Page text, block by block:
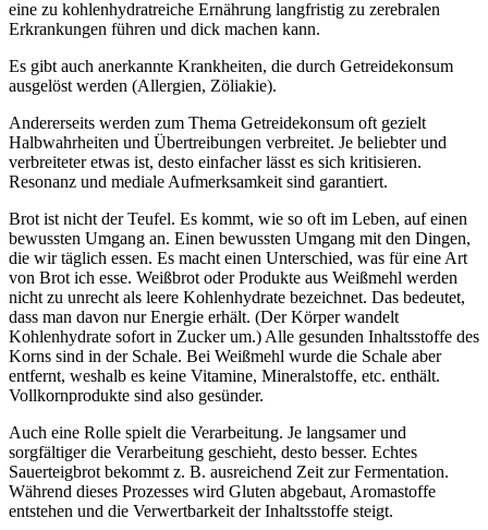
eine zu kohlenhydratreiche Ernährung langfristig zu zerebralen
Erkrankungen führen und dick machen kann.
Es gibt auch anerkannte Krankheiten, die durch Getreidekonsum
ausgelöst werden (Allergien, Zöliakie).
Andererseits werden zum Thema Getreidekonsum oft gezielt
Halbwahrheiten und Übertreibungen verbreitet. Je beliebter und
verbreiteter etwas ist, desto einfacher lässt es sich kritisieren.
Resonanz und mediale Aufmerksamkeit sind garantiert.
Brot ist nicht der Teufel. Es kommt, wie so oft im Leben, auf einen
bewussten Umgang an. Einen bewussten Umgang mit den Dingen,
die wir täglich essen. Es macht einen Unterschied, was für eine Art
von Brot ich esse. Weißbrot oder Produkte aus Weißmehl werden
nicht zu unrecht als leere Kohlenhydrate bezeichnet. Das bedeutet,
dass man davon nur Energie erhält. (Der Körper wandelt
Kohlenhydrate sofort in Zucker um.) Alle gesunden Inhaltsstoffe des
Korns sind in der Schale. Bei Weißmehl wurde die Schale aber
entfernt, weshalb es keine Vitamine, Mineralstoffe, etc. enthält.
Vollkornprodukte sind also gesünder.
Auch eine Rolle spielt die Verarbeitung. Je langsamer und
sorgfältiger die Verarbeitung geschieht, desto besser. Echtes
Sauerteigbrot bekommt z. B. ausreichend Zeit zur Fermentation.
Während dieses Prozesses wird Gluten abgebaut, Aromastoffe
entstehen und die Verwertbarkeit der Inhaltsstoffe steigt.